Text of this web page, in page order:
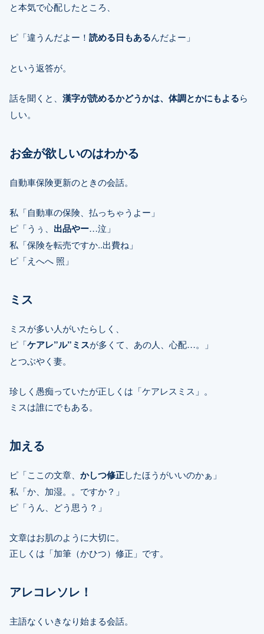
と本気で心配したところ、
ピ「違うんだよー！ 読める日もあるんだよー」
という返答が。
話を聞くと、 漢字が読めるかどうかは、体調とかにもよるら
しい。
お金が欲しいのはわかる
自動車保険更新のときの会話。
私「自動車の保険、払っちゃうよー」
ピ「うぅ、 出品やー…泣」
私「保険を転売ですか..出費ね」
ピ「えへへ 照」
ミス
ミスが多い人がいたらしく、
ピ「ケアレ”ル”ミスが多くて、あの人、心配…。」
とつぶやく妻。
珍しく愚痴っていたが正しくは「ケアレスミス」。
ミスは誰にでもある。
加える
ピ「ここの文章、 かしつ修正したほうがいいのかぁ」
私「か、加湿。。ですか？」
ピ「うん、どう思う？」
文章はお肌のように大切に。
正しくは「加筆（かひつ）修正」です。
アレコレソレ！
主語なくいきなり始まる会話。